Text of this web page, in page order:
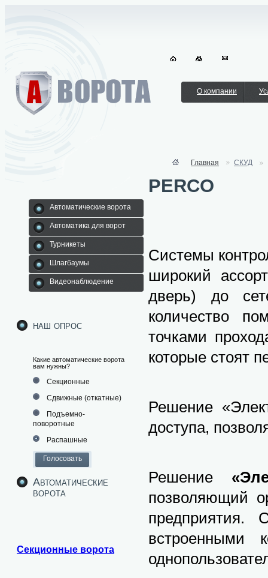
О компании
Автоматические ворота
Автоматика для ворот
Турникеты
Шлагбаумы
Видеонаблюдение
наш опрос
Какие автоматические ворота
вам нужны?
Секционные
Сдвижные (откатные)
Подъемно-
поворотные
Распашные
Автоматические
ворота
Секционные ворота
Главная СКУД
PERCO
Системы
широкий
дверь) до
количество
точками
которые стоят
Решение
доступа,
Решение
позволяющий
предприятия.
встроенными